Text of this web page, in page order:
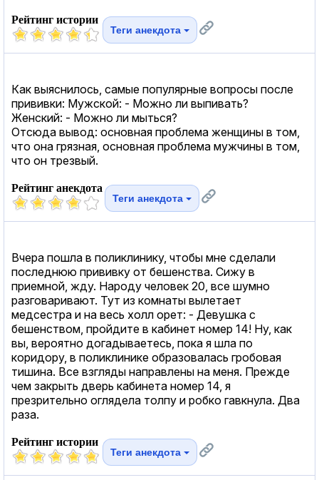
Рейтинг истории
Теги анекдота
Как выяснилось, самые популярные вопросы после
прививки: Мужской: - Можно ли выпивать?
Женский: - Можно ли мыться?
Отсюда вывод: основная проблема женщины в том,
что она грязная, основная проблема мужчины в том,
что он трезвый.
Рейтинг анекдота
Теги анекдота
Вчера пошла в поликлинику, чтобы мне сделали
последнюю прививку от бешенства. Сижу в
приемной, жду. Народу человек 20, все шумно
разговаривают. Тут из комнаты вылетает
медсестра и на весь холл орет: - Девушка с
бешенством, пройдите в кабинет номер 14! Ну, как
вы, вероятно догадываетесь, пока я шла по
коридору, в поликлинике образовалась гробовая
тишина. Все взгляды направлены на меня. Прежде
чем закрыть дверь кабинета номер 14, я
презрительно оглядела толпу и робко гавкнула. Два
раза.
Рейтинг истории
Теги анекдота